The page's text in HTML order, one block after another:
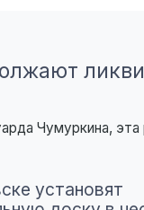
Чумуркина, эта
установят